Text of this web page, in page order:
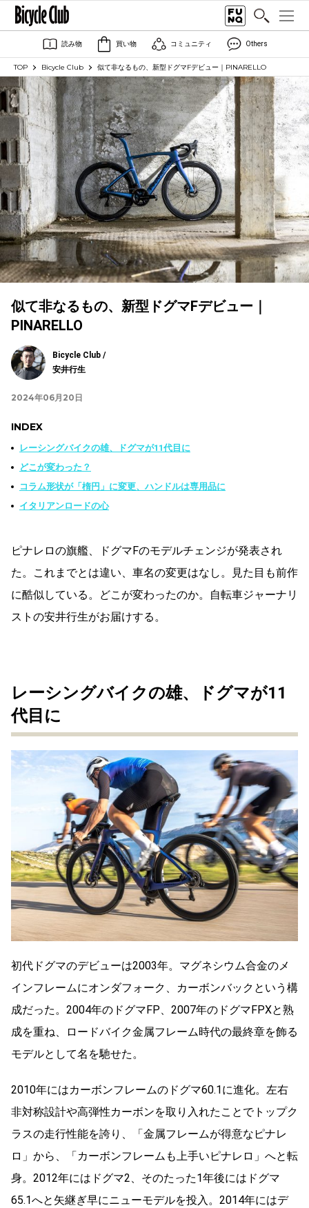
読み物 買い物 コミュニティ Others
TOP Bicycle Club 似て非なるもの、新型ドグマFデビュー｜PINARELLO
似て非なるもの、新型ドグマFデビュー｜
PINARELLO
Bicycle Club /
安井行生
2024年06月20日
INDEX
レーシングバイクの雄、ドグマが11代目に
どこが変わった？
コラム形状が「楕円」に変更、ハンドルは専用品に
イタリアンロードの心
ピナレロの旗艦、ドグマFのモデルチェンジが発表され
た。これまでとは違い、車名の変更はなし。見た目も前作
に酷似している。どこが変わったのか。自転車ジャーナリ
ストの安井行生がお届けする。
レーシングバイクの雄、ドグマが11
代目に
初代ドグマのデビューは2003年。マグネシウム合金のメ
インフレームにオンダフォーク、カーボンバックという構
成だった。2004年のドグマFP、2007年のドグマFPXと熟
成を重ね、ロードバイク金属フレーム時代の最終章を飾る
モデルとして名を馳せた。
2010年にはカーボンフレームのドグマ60.1に進化。左右
非対称設計や高弾性カーボンを取り入れたことでトップク
ラスの走行性能を誇り、「金属フレームが得意なピナレ
ロ」から、「カーボンフレームも上手いピナレロ」へと転
身。2012年にはドグマ2、そのたった1年後にはドグマ
65.1へと矢継ぎ早にニューモデルを投入。2014年にはデ